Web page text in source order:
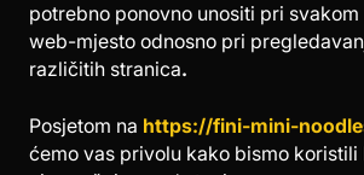
potrebno ponovno unositi pri
web-mjesto odnosno pri
različitih stranica.
Posjetom na https://fini-mini-
ćemo vas privolu kako bismo